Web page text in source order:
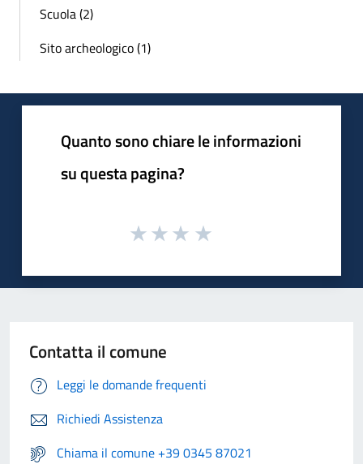
Scuola (2)
Sito archeologico (1)
Quanto sono chiare le informazioni
su questa pagina?
Contatta il comune
Leggi le domande frequenti
Richiedi Assistenza
Chiama il comune +39 0345 87021